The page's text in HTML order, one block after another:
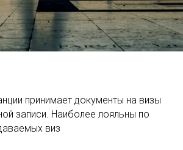
принимает документы на визы
записи. Наиболее лояльны по
виз